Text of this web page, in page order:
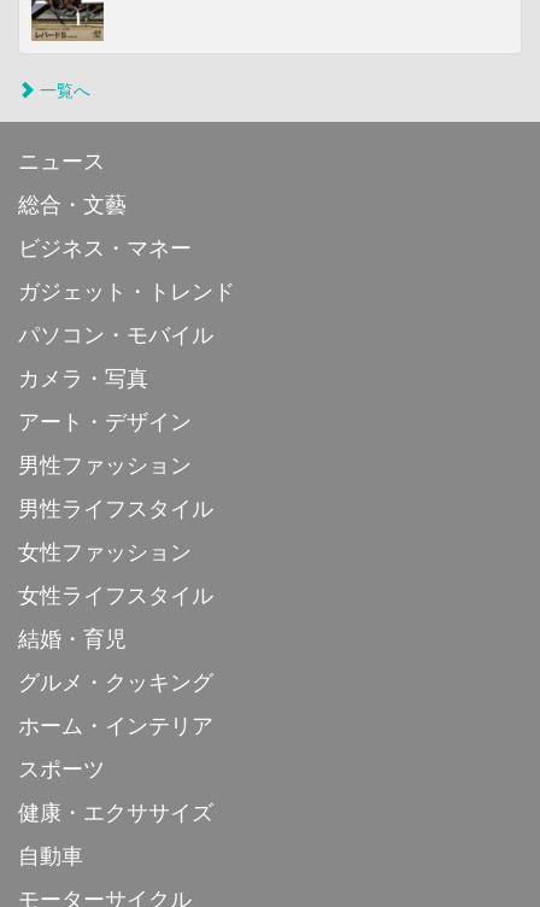
一覧へ
ニュース
総合・文藝
ビジネス・マネー
ガジェット・トレンド
パソコン・モバイル
カメラ・写真
アート・デザイン
男性ファッション
男性ライフスタイル
女性ファッション
女性ライフスタイル
結婚・育児
グルメ・クッキング
ホーム・インテリア
スポーツ
健康・エクササイズ
自動車
モーターサイクル